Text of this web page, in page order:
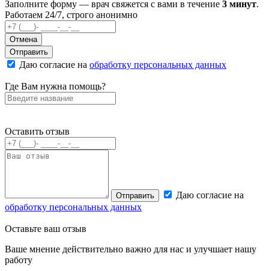
Заполните форму — врач свяжется с вами в течение 3 минут.
Работаем 24/7, строго анонимно
Отмена
Отправить
Даю согласие на обработку персональных данных
Где Вам нужна помощь?
Оставить отзыв
Отправить
Даю согласие на
обработку персональных данных
Оставьте ваш отзыв
Ваше мнение действительно важно для нас и улучшает нашу
работу